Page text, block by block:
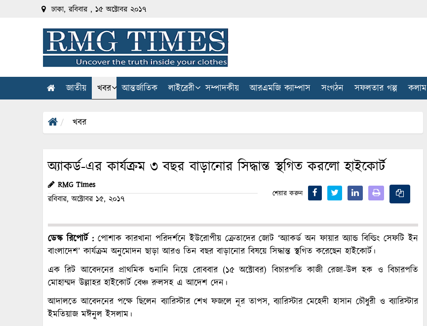
ঢাকা, রবিবার , ১৫ অক্টোবর ২০১৭
জাতীয় খবর আন্তর্জাতিক লাইব্রেরী সম্পাদকীয় আরএমজি ক্যাম্পাস সংগঠন সফলতার গল্প কলাম
খবর
অ্যাকর্ড-এর কার্যক্রম ৩ বছর বাড়ানোর সিদ্ধান্ত স্থগিত করলো হাইকোর্ট
RMG Times
রবিবার, অক্টোবর ১৫, ২০১৭
শেয়ার করুন
ডেস্ক রিপোর্ট :পোশাক কারখানা পরিদর্শনে ইউরোপীয় ক্রেতাদের জোট ‘অ্যাকর্ড অন ফায়ার অ্যান্ড বিল্ডিং সেফটি ইন
বাংলাদেশ’ কার্যক্রম অনুমোদন ছাড়া আরও তিন বছর বাড়ানোর বিষয়ে সিদ্ধান্ত স্থগিত করেছেন হাইকোর্ট।
এক রিট আবেদনের প্রাথমিক শুনানি নিয়ে রোববার (১৫ অক্টোবর) বিচারপতি কাজী রেজা-উল হক ও বিচারপতি
মোহাম্মদ উল্লাহর হাইকোর্ট বেঞ্চ রুলসহ এ আদেশ দেন।
আদালতে আবেদনের পক্ষে ছিলেন ব্যারিস্টার শেখ ফজলে নূর তাপস, ব্যারিস্টার মেহেদী হাসান চৌধুরী ও ব্যারিস্টার
ইমতিয়াজ মঈনুল ইসলাম।